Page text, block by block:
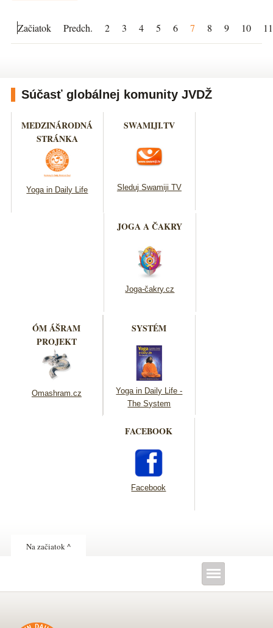
Začiatok Predch. 2 3 4 5 6 7 8 9 10 11
Súčasť globálnej komunity JVDŽ
MEDZINÁRODNÁ
STRÁNKA
Yoga in Daily Life
SWAMIJI.TV
Sleduj Swamiji TV
JOGA A ČAKRY
Joga-čakry.cz
ÓM ÁŠRAM
PROJEKT
Omashram.cz
SYSTÉM
Yoga in Daily Life -
The System
FACEBOOK
Facebook
Na začiatok ^